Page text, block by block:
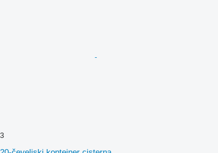
3